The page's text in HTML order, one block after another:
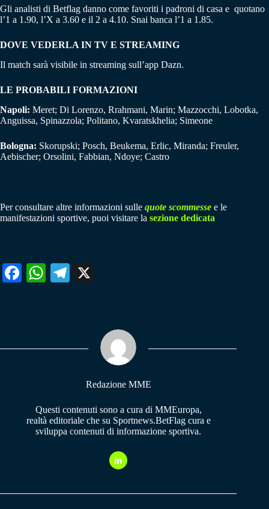
Gli analisti di Betflag danno come favoriti i padroni di casa e quotano
l’1 a 1.90, l’X a 3.60 e il 2 a 4.10. Snai banca l’1 a 1.85.
DOVE VEDERLA IN TV E STREAMING
Il match sarà visibile in streaming sull’app Dazn.
LE PROBABILI FORMAZIONI
Napoli: Meret; Di Lorenzo, Rrahmani, Marin; Mazzocchi, Lobotka,
Anguissa, Spinazzola; Politano, Kvaratskhelia; Simeone
Bologna: Skorupski; Posch, Beukema, Erlic, Miranda; Freuler,
Aebischer; Orsolini, Fabbian, Ndoye; Castro
Per consultare altre informazioni sulle quote scommesse e le
manifestazioni sportive, puoi visitare la sezione dedicata
Fa W
pp
Te
m
Redazione MME
Questi contenuti sono a cura di MMEuropa,
realtà editoriale che su Sportnews.BetFlag cura e
sviluppa contenuti di informazione sportiva.